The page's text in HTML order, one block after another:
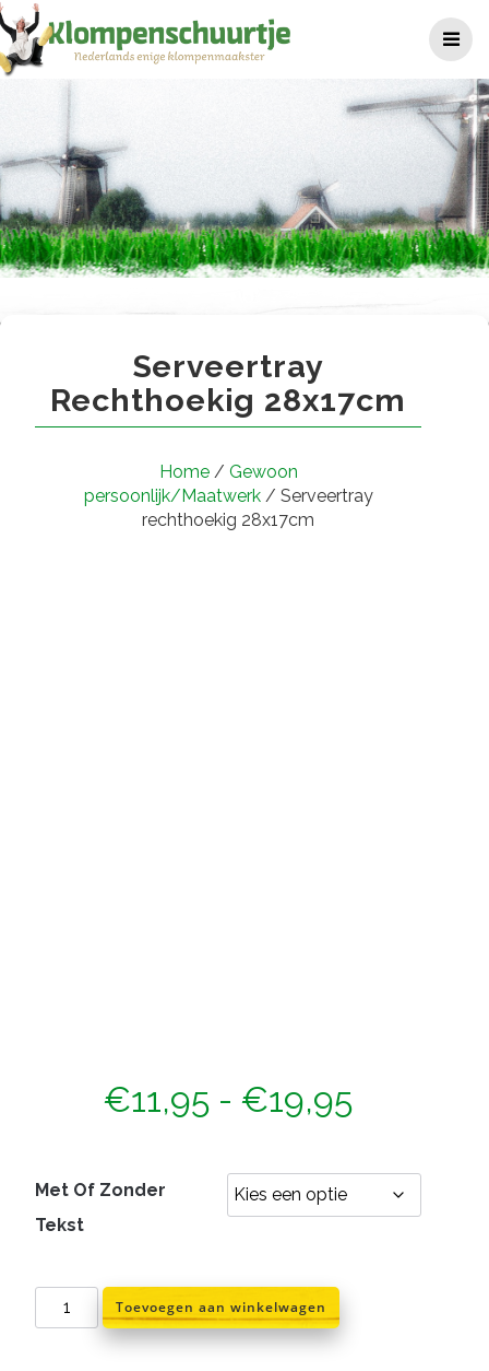
naar
de
Serveertray rechthoekig
Serveertray
Rechthoekig 28x17cm
Home/ Gewoon
persoonlijk/Maatwerk/ Serveertray
rechthoekig 28x17cm
€11,95 - €19,95
tot
Met Of Zonder
Tekst
Serveertray
rechthoekig
28x17cm
Toevoegen aan winkelwagen